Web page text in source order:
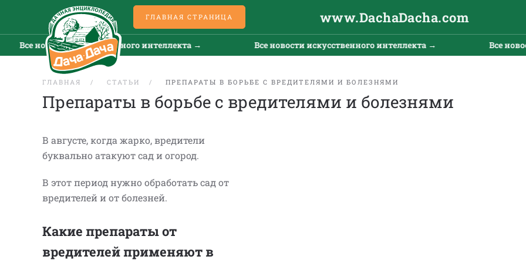
ГЛАВНАЯ СТРАНИЦА www.DachaDacha.com
Все новости искусственного интеллекта → Все новости искусственного интеллекта → Все
ГЛАВНАЯ СТАТЬИ ПРЕПАРАТЫ В БОРЬБЕ С ВРЕДИТЕЛЯМИ И БОЛЕЗНЯМИ
Препараты в борьбе с вредителями и болезнями
В августе, когда жарко, вредители
буквально атакуют сад и огород.
В этот период нужно обработать сад от
вредителей и от болезней.
Какие препараты от
вредителей применяют в